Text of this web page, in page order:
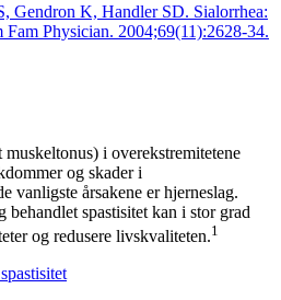
Gendron K, Handler SD. Sialorrhea:
Fam Physician. 2004;69(11):2628-34.
i overekstremitetene
og skader i
vanligste årsakene er hjerneslag.
spastisitet kan i stor grad
og redusere livskvaliteten.1